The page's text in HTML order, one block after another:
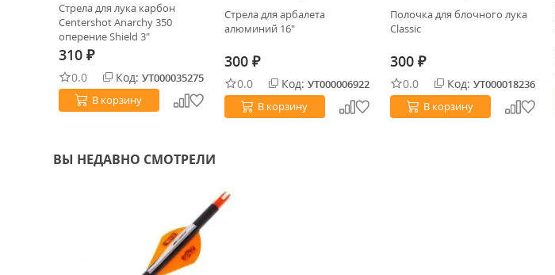
Стрела для лука карбон
Centershot Anarchy 350
оперение Shield 3"
310 ₽
0.0 Код: УТ000035275
В корзину
Стрела для арбалета
алюминий 16"
300 ₽
0.0 Код: УТ000006922
В корзину
Полочка для блочного лука
Classic
300 ₽
0.0 Код: УТ000018236
В корзину
ВЫ НЕДАВНО СМОТРЕЛИ